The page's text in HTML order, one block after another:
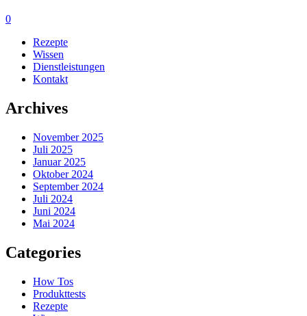
0
Rezepte
Wissen
Dienstleistungen
Kontakt
Archives
November 2025
Juli 2025
Januar 2025
Oktober 2024
September 2024
Juli 2024
Juni 2024
Mai 2024
Categories
How Tos
Produkttests
Rezepte